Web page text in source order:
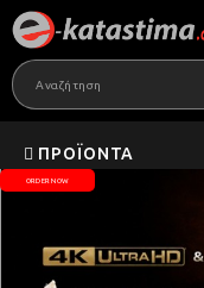
ΠΡΟΪΌΝΤΑ
ORDER NOW